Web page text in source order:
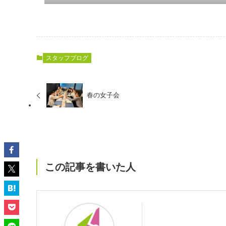
スタッフブログ
春の女子会
この記事を書いた人